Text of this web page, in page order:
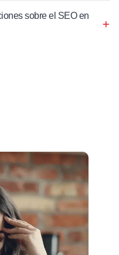
sobre el SEO en